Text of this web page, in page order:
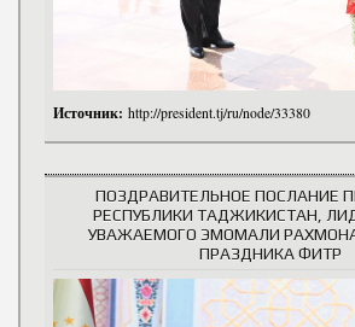
Источник: http://president.tj/ru/node/33380
ПОЗДРАВИТЕЛЬНОЕ ПОСЛАНИЕ
РЕСПУБЛИКИ ТАДЖИКИСТАН,
УВАЖАЕМОГО ЭМОМАЛИ
ПРАЗДНИКА ФИТР